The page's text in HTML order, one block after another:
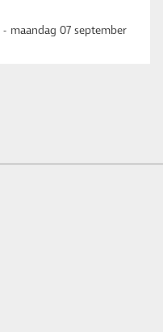
- maandag 07 september